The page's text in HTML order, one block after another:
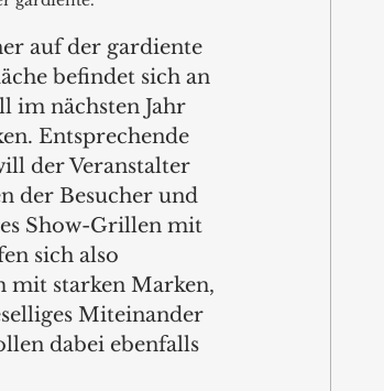
auf der gardiente
befindet sich an
im nächsten Jahr
Entsprechende
der Veranstalter
der Besucher und
Show-Grillen mit
sich also
starken Marken,
Miteinander
dabei ebenfalls